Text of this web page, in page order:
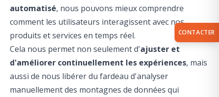
automatisé, nous pouvons mieux comprendre
comment les utilisateurs interagissent avec nos
produits et services en temps réel.
Cela nous permet non seulement d'ajuster et
d'améliorer continuellement les expériences, mais
aussi de nous libérer du fardeau d'analyser
manuellement des montagnes de données qui
CONTACTER